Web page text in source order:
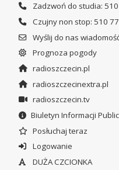
Zadzwoń do studia:
Czujny non stop: 510
Wyślij do nas
Prognoza pogody
radioszczecin.pl
radioszczecinextra.pl
radioszczecin.tv
Biuletyn Informacji
Posłuchaj teraz
Logowanie
DUŻA CZCIONKA